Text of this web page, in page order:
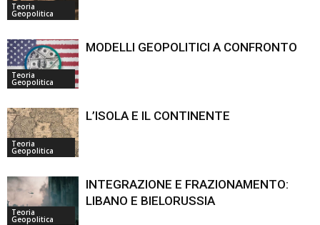
Teoria
Geopolitica
Teoria
Geopolitica
MODELLI GEOPOLITICI A CONFRONTO
Teoria
Geopolitica
L’ISOLA E IL CONTINENTE
Teoria
Geopolitica
INTEGRAZIONE E FRAZIONAMENTO:
LIBANO E BIELORUSSIA